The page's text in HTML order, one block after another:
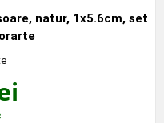
natur, 1x5.6cm, set